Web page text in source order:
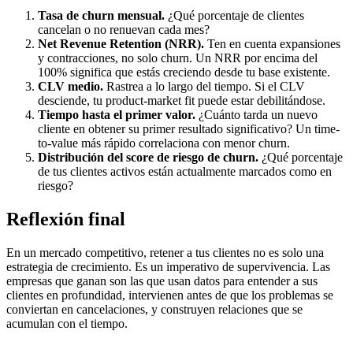
Tasa de churn mensual. ¿Qué porcentaje de clientes
cancelan o no renuevan cada mes?
Net Revenue Retention (NRR). Ten en cuenta expansiones
y contracciones, no solo churn. Un NRR por encima del
100% significa que estás creciendo desde tu base existente.
CLV medio. Rastrea a lo largo del tiempo. Si el CLV
desciende, tu product-market fit puede estar debilitándose.
Tiempo hasta el primer valor. ¿Cuánto tarda un nuevo
cliente en obtener su primer resultado significativo? Un time-
to-value más rápido correlaciona con menor churn.
Distribución del score de riesgo de churn. ¿Qué porcentaje
de tus clientes activos están actualmente marcados como en
riesgo?
Reflexión final
En un mercado competitivo, retener a tus clientes no es solo una
estrategia de crecimiento. Es un imperativo de supervivencia. Las
empresas que ganan son las que usan datos para entender a sus
clientes en profundidad, intervienen antes de que los problemas se
conviertan en cancelaciones, y construyen relaciones que se
acumulan con el tiempo.